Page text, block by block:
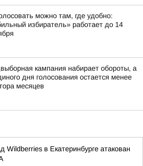
можно там, где удобно:
избиратель» работает до 14
кампания набирает обороты, а
дня голосования остается менее
месяцев
Wildberries в Екатеринбурге атакован